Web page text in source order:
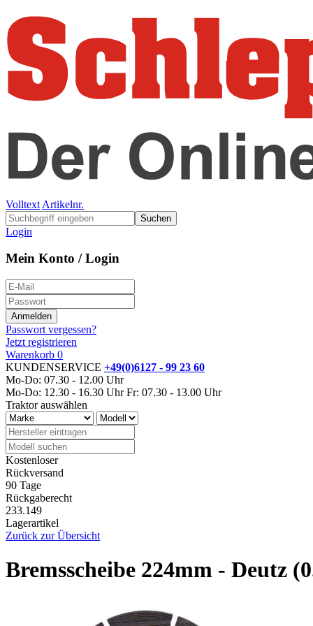
Volltext Artikelnr.
Suchen
Login
Mein Konto / Login
Passwort vergessen?
Jetzt registrieren
Warenkorb 0
KUNDENSERVICE +49(0)6127 - 99 23 60
Mo-Do: 07.30 - 12.00 Uhr
Mo-Do: 12.30 - 16.30 Uhr Fr: 07.30 - 13.00 Uhr
Traktor auswählen
Kostenloser
Rückversand
90 Tage
Rückgaberecht
233.149
Lagerartikel
Zurück zur Übersicht
Bremsscheibe 224mm - Deutz